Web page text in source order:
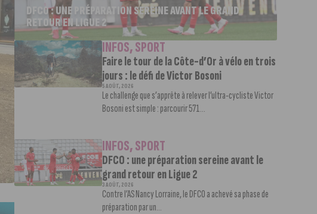
DFCO : UNE PRÉPARATION SEREINE AVANT LE GRAND
RETOUR EN LIGUE 2
INFOS,SPORT
Faire le tour de la Côte-d’Or à vélo en trois
jours : le défi de Victor Bosoni
5 AOÛT, 2026
Le challenge que s’apprête à relever l’ultra-cycliste Victor
Bosoni est simple : parcourir 571...
INFOS,SPORT
DFCO : une préparation sereine avant le
grand retour en Ligue 2
3 AOÛT, 2026
Contre l’AS Nancy Lorraine, le DFCO a achevé sa phase de
préparation par un...